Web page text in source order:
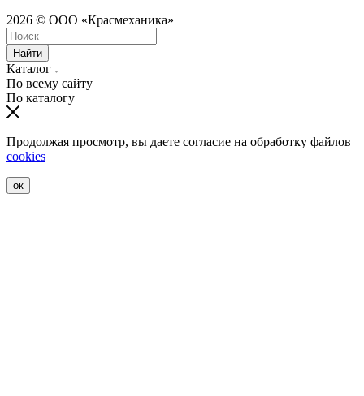
2026 © ООО «Красмеханика»
Найти
Каталог
По всему сайту
По каталогу
Продолжая просмотр, вы даете согласие на обработку файлов
cookies
ок